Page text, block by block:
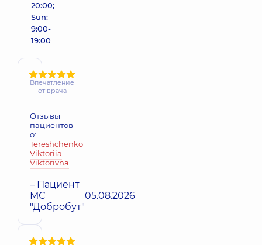
20:00;
Sun:
9:00-
19:00
Впечатление
от врача
Отзывы
пациентов
о:
Tereshchenko
Viktoriia
Viktorivna
– Пациент
МС
"Добробут"
05.08.2026